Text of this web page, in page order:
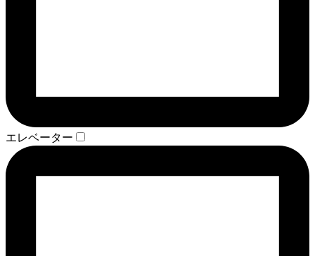
エレベーター